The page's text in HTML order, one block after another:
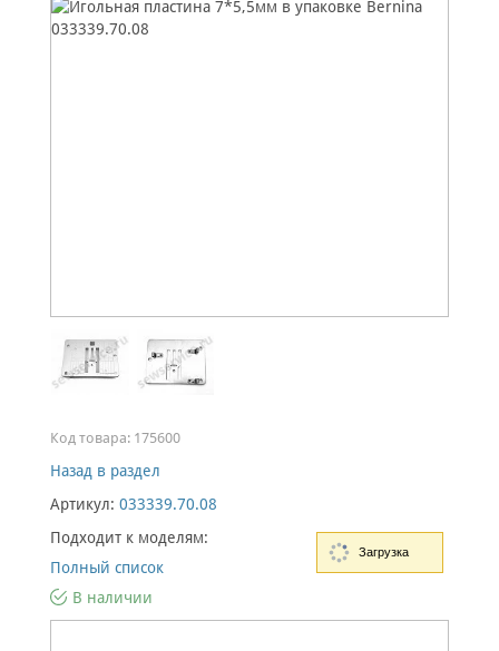
Код товара: 175600
Назад в раздел
Артикул: 033339.70.08
Подходит к моделям:
Полный список
В наличии
Загрузка